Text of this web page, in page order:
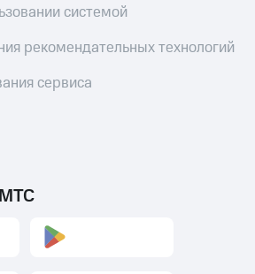
системой
рекомендательных технологий
сервиса